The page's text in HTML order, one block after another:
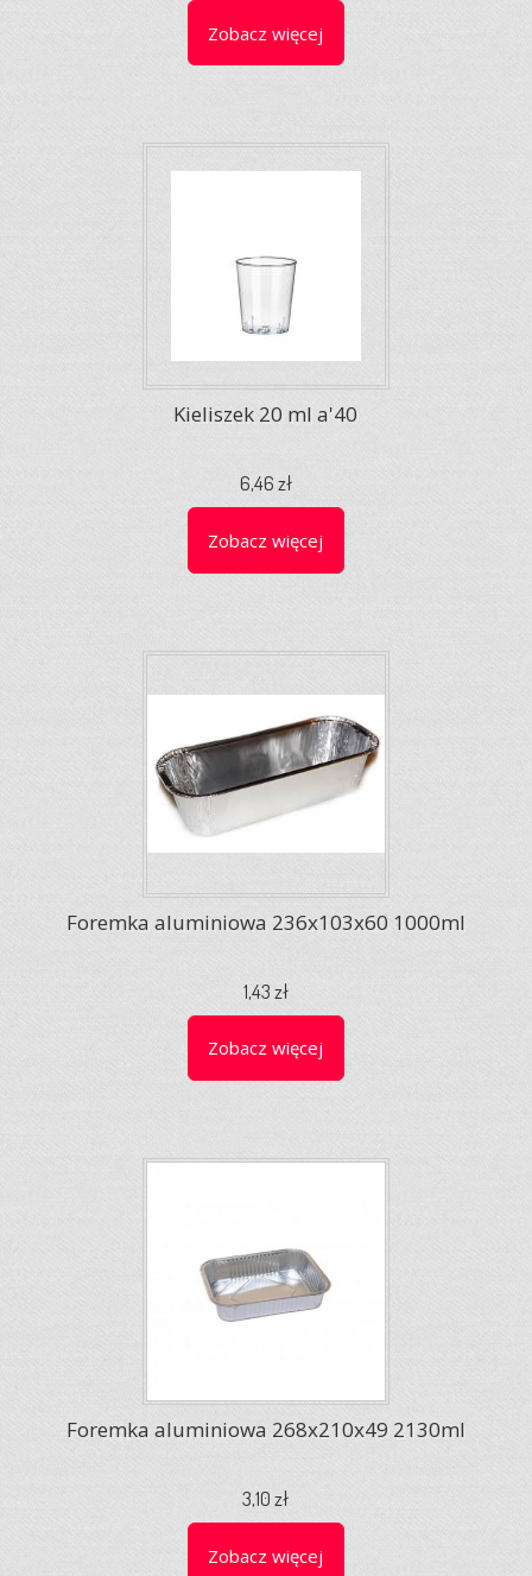
Zobacz więcej
Kieliszek 20 ml a'40
6,46 zł
Zobacz więcej
Foremka aluminiowa 236x103x60 1000ml
1,43 zł
Zobacz więcej
Foremka aluminiowa 268x210x49 2130ml
3,10 zł
Zobacz więcej